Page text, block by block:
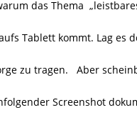
das Thema
Tablett kommt. Lag es
zu tragen. Aber
Screenshot